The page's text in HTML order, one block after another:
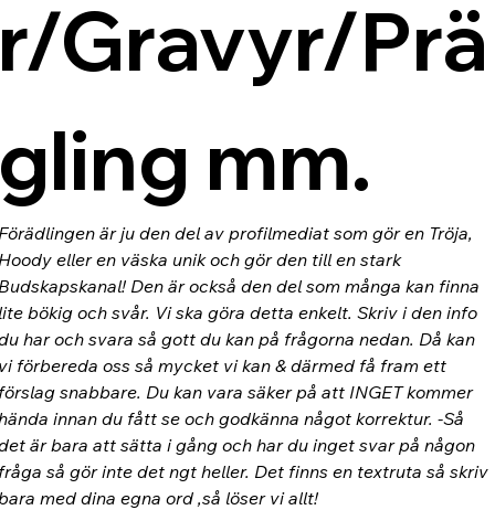
Gravyr/Prä
mm.
är ju den del av profilmediat som gör en Tröja,
eller en väska unik och gör den till en stark
Den är också den del som många kan finna
bökig och svår. Vi ska göra detta enkelt. Skriv i den info
har och svara så gott du kan på frågorna nedan. Då kan
förbereda oss så mycket vi kan & därmed få fram ett
snabbare. Du kan vara säker på att INGET kommer
innan du fått se och godkänna något korrektur. -Så
är bara att sätta i gång och har du inget svar på någon
så gör inte det ngt heller. Det finns en textruta så skriv
med dina egna ord ,så löser vi allt!